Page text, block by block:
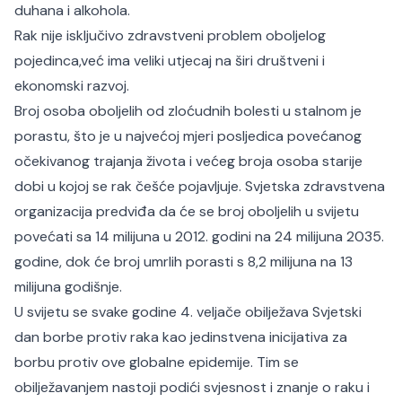
duhana i alkohola.
Rak nije isključivo zdravstveni problem oboljelog
pojedinca,već ima veliki utjecaj na širi društveni i
ekonomski razvoj.
Broj osoba oboljelih od zloćudnih bolesti u stalnom je
porastu, što je u najvećoj mjeri posljedica povećanog
očekivanog trajanja života i većeg broja osoba starije
dobi u kojoj se rak češće pojavljuje. Svjetska zdravstvena
organizacija predviđa da će se broj oboljelih u svijetu
povećati sa 14 milijuna u 2012. godini na 24 milijuna 2035.
godine, dok će broj umrlih porasti s 8,2 milijuna na 13
milijuna godišnje.
U svijetu se svake godine 4. veljače obilježava Svjetski
dan borbe protiv raka kao jedinstvena inicijativa za
borbu protiv ove globalne epidemije. Tim se
obilježavanjem nastoji podići svjesnost i znanje o raku i